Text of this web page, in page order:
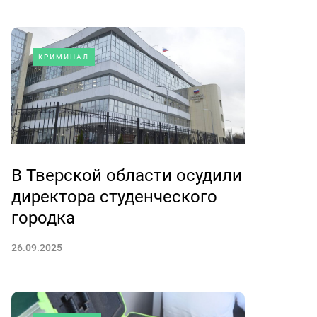
КРИМИНАЛ
В Тверской области осудили
директора студенческого
городка
26.09.2025